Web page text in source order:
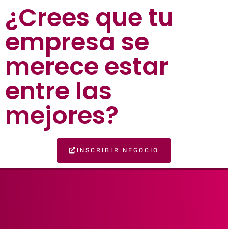
¿Crees que tu
empresa se
merece estar
entre las
mejores?
INSCRIBIR NEGOCIO